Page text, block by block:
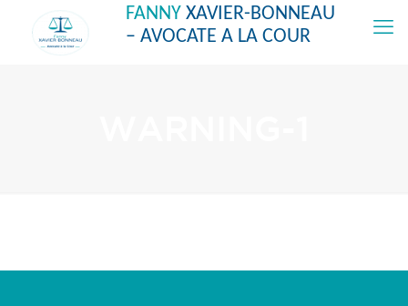
FANNY XAVIER-BONNEAU
– AVOCATE A LA COUR